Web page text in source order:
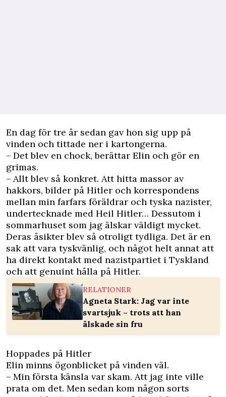
En dag för tre år sedan gav hon sig upp på
vinden och ­tittade ner i kartongerna.
– Det blev en chock, berättar Elin och gör en
grimas.
– Allt blev så konkret. Att hitta massor av
hakkors, ­bilder på Hitler och korrespondens
mellan min farfars föräldrar och tyska nazister,
undertecknade med Heil ­Hitler­… Dessutom i
sommarhuset som jag älskar väldigt mycket.
Deras åsikter blev så otroligt tydliga. Det är en
sak att vara tyskvänlig, och något helt annat att
ha direkt kontakt med nazist­partiet i Tyskland
och att ­genuint hålla på Hitler.
RELATIONER
Agneta Stark: Jag var inte
svartsjuk – trots att han
älskade sin fru
Hoppades på Hitler
Elin minns ögonblicket på vinden väl.
– Min första känsla var skam. Att jag inte ville
prata om det. Men sedan kom ­någon sorts